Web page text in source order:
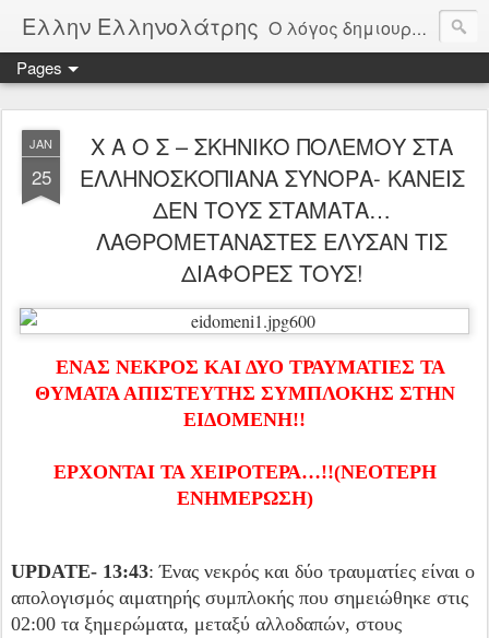
Ελλην Ελληνολάτρης Ο λόγος δημιουργίας αυτού του ιστολογίου, είναι η αγνός χωρίς καπηλεύσειςμόνο από αγάπη στην πατρίδα την Ελλάδα. Μέσα από δημοσιεύματα θα παρακολουθούμε την πορεία της πατρίδας μας και θα σχολιάζουμε όλοι μας ελεύθερα τα πεπραγμένα της. Οι αξίες μας είναι Πατρίδα, θρησκεία, Οικογένεια, Δημοκρατία, Άμυνα, Αρχαία Ελλάδα, Ελληνική παιδεία. Φτιαγμένο από μέσους καθημερινούς Έλληνες για όλους τους Έλληνες.
Pages
JAN
25
Χ Α Ο Σ – ΣΚΗΝΙΚΟ ΠΟΛΕΜΟΥ ΣΤΑ
ΕΛΛΗΝΟΣΚΟΠΙΑΝΑ ΣΥΝΟΡΑ- ΚΑΝΕΙΣ
ΔΕΝ ΤΟΥΣ ΣΤΑΜΑΤΑ…
ΛΑΘΡΟΜΕΤΑΝΑΣΤΕΣ ΕΛΥΣΑΝ ΤΙΣ
ΔΙΑΦΟΡΕΣ ΤΟΥΣ!
ΕΝΑΣ ΝΕΚΡΟΣ ΚΑΙ ΔΥΟ ΤΡΑΥΜΑΤΙΕΣ ΤΑ
ΘΥΜΑΤΑ ΑΠΙΣΤΕΥΤΗΣ ΣΥΜΠΛΟΚΗΣ ΣΤΗΝ
ΕΙΔΟΜΕΝΗ!!
ΕΡΧΟΝΤΑΙ ΤΑ ΧΕΙΡΟΤΕΡΑ…!!(ΝΕΟΤΕΡΗ
ΕΝΗΜΕΡΩΣΗ)
UPDATE- 13:43: Ένας νεκρός και δύο τραυματίες είναι ο
απολογισμός αιματηρής συμπλοκής που σημειώθηκε στις
02:00 τα ξημερώματα, μεταξύ αλλοδαπών, στους